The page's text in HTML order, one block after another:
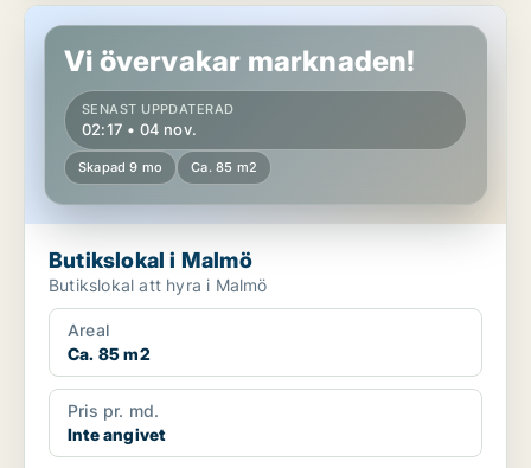
Butikslokal i Malmö
Vi övervakar marknaden!
SENAST UPPDATERAD
02:17 • 04 nov.
Skapad 9 mo Ca. 85 m2
Butikslokal i Malmö
Butikslokal att hyra i Malmö
Areal
Ca. 85 m2
Pris pr. md.
Inte angivet